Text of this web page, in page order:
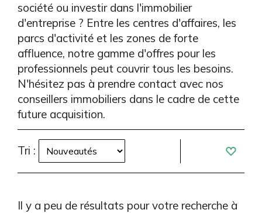
société ou investir dans l'immobilier
d'entreprise ? Entre les centres d'affaires, les
parcs d'activité et les zones de forte
affluence, notre gamme d'offres pour les
professionnels peut couvrir tous les besoins.
N'hésitez pas à prendre contact avec nos
conseillers immobiliers dans le cadre de cette
future acquisition.
Tri :
Il y a peu de résultats pour votre recherche à